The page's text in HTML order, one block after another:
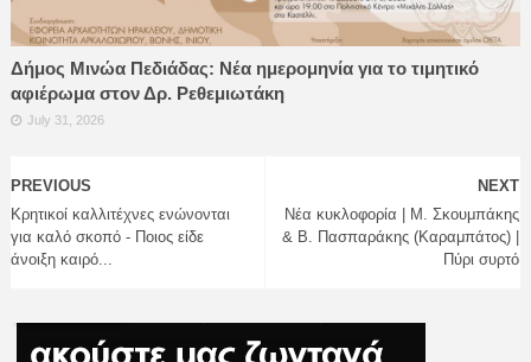
Δήμος Μινώα Πεδιάδας: Νέα ημερομηνία για το τιμητικό
αφιέρωμα στον Δρ. Ρεθεμιωτάκη
July 31, 2026
NEXT
Νέα κυκλοφορία | Μ. Σκουμπάκης
& Β. Πασπαράκης (Καραμπάτος) |
Πύρι συρτό
PREVIOUS
Κρητικοί καλλιτέχνες ενώνονται
για καλό σκοπό - Ποιος είδε
άνοιξη καιρό...